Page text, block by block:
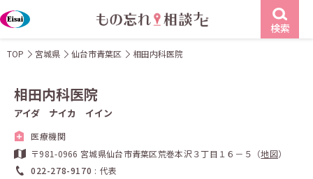
検索
TOP 宮城県 仙台市青葉区 相田内科医院
相田内科医院
アイダ ナイカ イイン
医療機関
〒981-0966 宮城県仙台市青葉区荒巻本沢３丁目１６－５（地図）
022-278-9170
代表